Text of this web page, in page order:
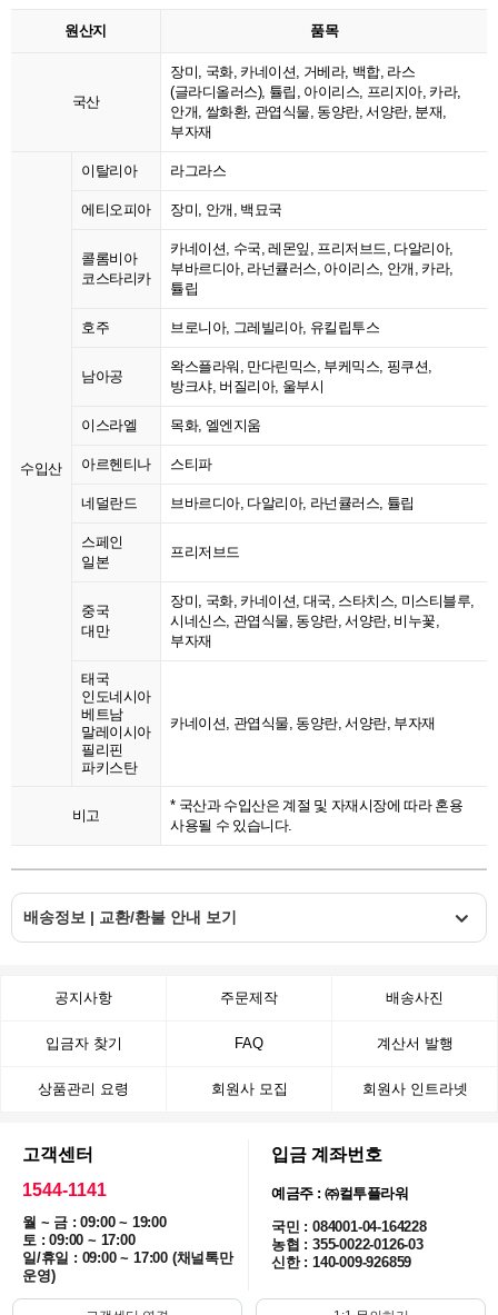
원산지 품목
국산
장미, 국화, 카네이션, 거베라, 백합, 라스
(글라디올러스), 튤립, 아이리스, 프리지아, 카라,
안개, 쌀화환, 관엽식물, 동양란, 서양란, 분재,
부자재
수입산
이탈리아 라그라스
에티오피아 장미, 안개, 백묘국
콜롬비아
코스타리카
카네이션, 수국, 레몬잎, 프리저브드, 다알리아,
부바르디아, 라넌큘러스, 아이리스, 안개, 카라,
튤립
호주 브로니아, 그레빌리아, 유킬립투스
남아공
왁스플라워, 만다린믹스, 부케믹스, 핑쿠션,
방크샤, 버질리아, 울부시
이스라엘 목화, 엘엔지움
아르헨티나 스티파
네덜란드 브바르디아, 다알리아, 라넌큘러스, 튤립
스페인
일본
프리저브드
중국
대만
장미, 국화, 카네이션, 대국, 스타치스, 미스티블루,
시네신스, 관엽식물, 동양란, 서양란, 비누꽃,
부자재
태국
인도네시아
베트남
말레이시아
필리핀
파키스탄
카네이션, 관엽식물, 동양란, 서양란, 부자재
비고
* 국산과 수입산은 계절 및 자재시장에 따라 혼용
사용될 수 있습니다.
배송정보 | 교환/환불 안내 보기
공지사항 주문제작 배송사진
입금자 찾기 FAQ 계산서 발행
상품관리 요령 회원사 모집 회원사 인트라넷
고객센터
1544-1141
월 ~ 금 : 09:00 ~ 19:00
토 : 09:00 ~ 17:00
일/휴일 : 09:00 ~ 17:00 (채널톡만
운영)
입금 계좌번호
예금주 : ㈜컬투플라워
국민 : 084001-04-164228
농협 : 355-0022-0126-03
신한 : 140-009-926859